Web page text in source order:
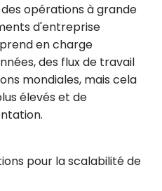
opérations à grande
d'entreprise
en charge
des flux de travail
mondiales, mais cela
élevés et de
pour la scalabilité de